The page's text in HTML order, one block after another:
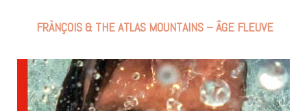
FRÀNÇOIS & THE ATLAS MOUNTAINS – ÂGE FLEUVE